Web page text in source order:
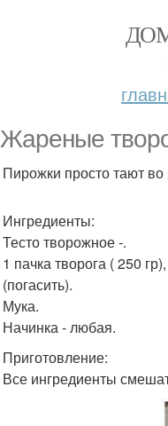
Жареные
Пирожки просто тают во
Ингредиенты:
Тесто творожное -.
1 пачка творога ( 250
(погасить).
Мука.
Начинка - любая.
Приготовление:
Все ингредиенты